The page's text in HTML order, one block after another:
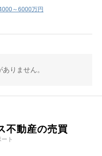
～6000万円
りません。
不動産の売買
ト